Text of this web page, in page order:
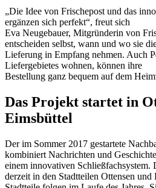
„Die Idee von Frischepost und das
ergänzen sich perfekt“, freut sich
Eva Neugebauer, Mitgründerin von
entscheiden selbst, wann und wo sie
Lieferung in Empfang nehmen. Auch
Liefergebietes wohnen, können ihre
Bestellung ganz bequem auf dem
Das Projekt startet in
Eimsbüttel
Der im Sommer 2017 gestartete
kombiniert Nachrichten und
einem innovativen Schließfachsystem.
derzeit in den Stadtteilen Ottensen